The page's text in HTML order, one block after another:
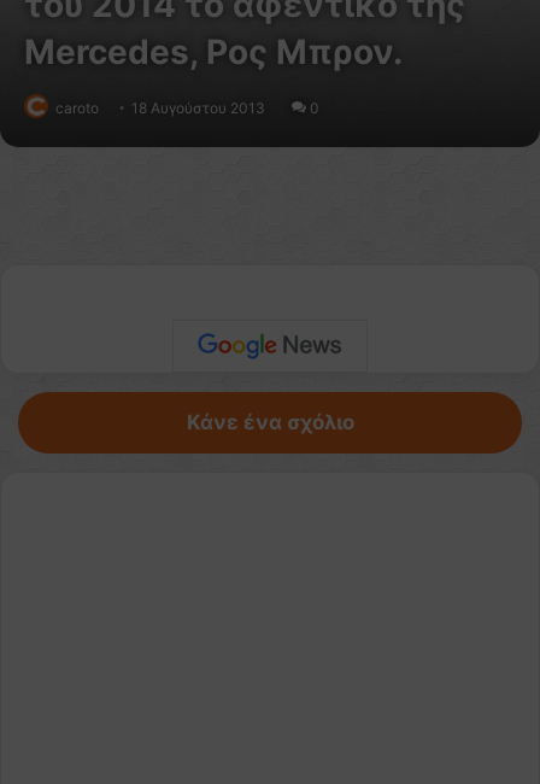
Mercedes, Ρος Μπρον.
caroto 18 Αυγούστου 2013 0
Κάνε ένα σχόλιο